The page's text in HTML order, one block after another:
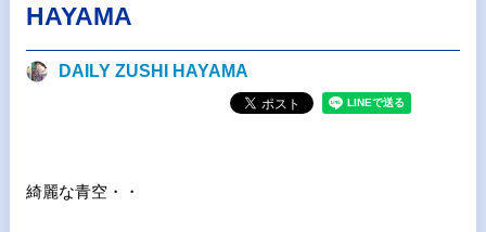
HAYAMA
DAILY ZUSHI HAYAMA
綺麗な青空・・